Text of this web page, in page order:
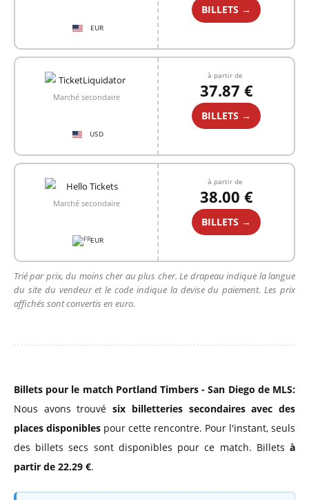
EUR
BILLETS →
Marché secondaire
USD
à partir de
37.87 €
BILLETS →
Marché secondaire
EUR
à partir de
38.00 €
BILLETS →
Trié par prix, du moins cher au plus cher. Le drapeau indique la langue
du site du vendeur et le code indique la devise du paiement. Les prix
affichés sont convertis en euro.
Billets pour le match Portland Timbers - San Diego de MLS:
Nous avons trouvésix billetteries secondaires avec des
places disponibles pour cette rencontre. Pour l'instant, seuls
des billets secs sont disponibles pour ce match. Billets à
partir de 22.29 €.